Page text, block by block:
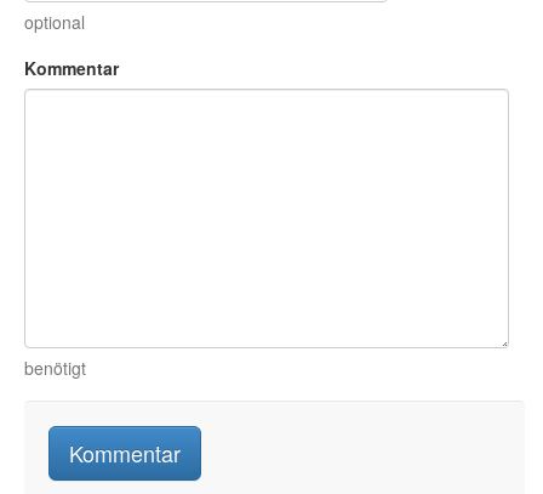
optional
Kommentar
benötigt